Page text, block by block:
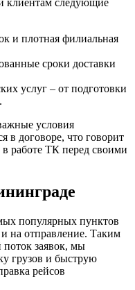
и плотная филиальная
сроки доставки
услуг – от подготовки
условия
в договоре, что говорит
в работе ТК перед своими
популярных пунктов
и на отправление. Таким
заявок, мы
грузов и быструю
рейсов